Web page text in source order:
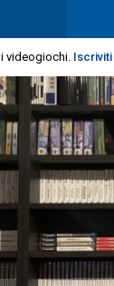
videogiochi. Iscriviti